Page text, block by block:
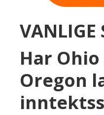
VANLIGE
Har
Oregon